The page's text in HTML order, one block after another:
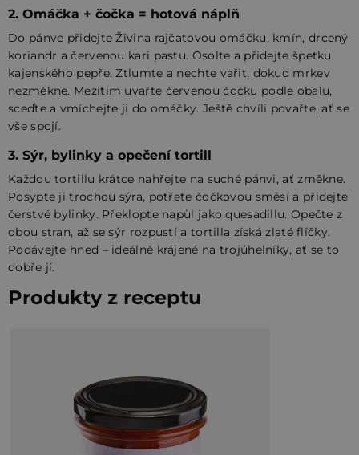
2. Omáčka + čočka = hotová náplň
Do pánve přidejte Živina rajčatovou omáčku, kmín, drcený
koriandr a červenou kari pastu. Osolte a přidejte špetku
kajenského pepře. Ztlumte a nechte vařit, dokud mrkev
nezměkne. Mezitím uvařte červenou čočku podle obalu,
sceďte a vmíchejte ji do omáčky. Ještě chvíli povařte, ať se
vše spojí.
3. Sýr, bylinky a opečení tortill
Každou tortillu krátce nahřejte na suché pánvi, ať změkne.
Posypte ji trochou sýra, potřete čočkovou směsí a přidejte
čerstvé bylinky. Překlopte napůl jako quesadillu. Opečte z
obou stran, až se sýr rozpustí a tortilla získá zlaté flíčky.
Podávejte hned – ideálně krájené na trojúhelníky, ať se to
dobře jí.
Produkty z receptu